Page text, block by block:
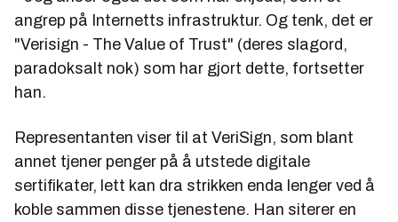
angrep på Internetts infrastruktur. Og tenk, det er
"Verisign - The Value of Trust" (deres slagord,
paradoksalt nok) som har gjort dette, fortsetter
han.
Representanten viser til at VeriSign, som blant
annet tjener penger på å utstede digitale
sertifikater, lett kan dra strikken enda lenger ved å
koble sammen disse tjenestene. Han siterer en